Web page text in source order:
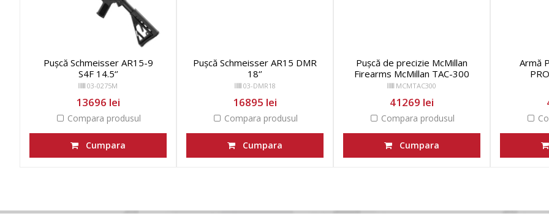
Pușcă Schmeisser AR15-9
S4F 14.5‘’
03-0275M
13696 lei
Compara produsul
Cumpara
Pușcă Schmeisser AR15 DMR
18‘’
03-DMR18
16895 lei
Compara produsul
Cumpara
Pușcă de precizie McMillan
Firearms McMillan TAC-300
MCMTAC300
41269 lei
Compara produsul
Cumpara
Armă